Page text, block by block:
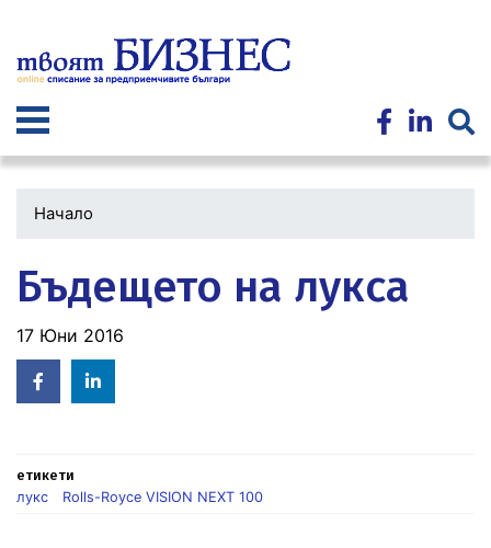
към
основното
Начало
Бъдещето на лукса
17 Юни 2016
Facebook
in
етикети
лукс
Rolls-Royce VISION NEXT 100